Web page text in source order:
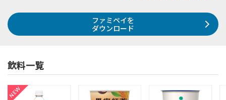
ファミペイを
ダウンロード
飲料一覧